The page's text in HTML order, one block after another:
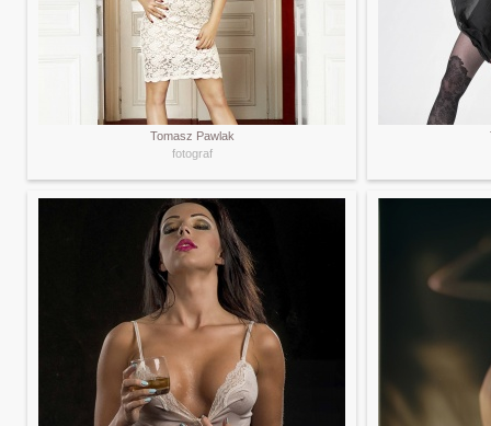
Tomasz Pawlak
fotograf